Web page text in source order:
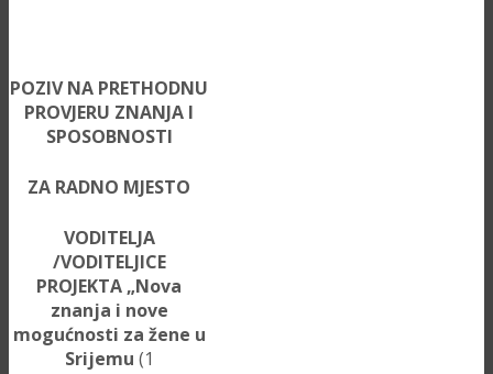
POZIV NA PRETHODNU
PROVJERU ZNANJA I
SPOSOBNOSTI
ZA RADNO MJESTO
VODITELJA
/VODITELJICE
PROJEKTA „Nova
znanja i nove
mogućnosti za žene u
Srijemu (1